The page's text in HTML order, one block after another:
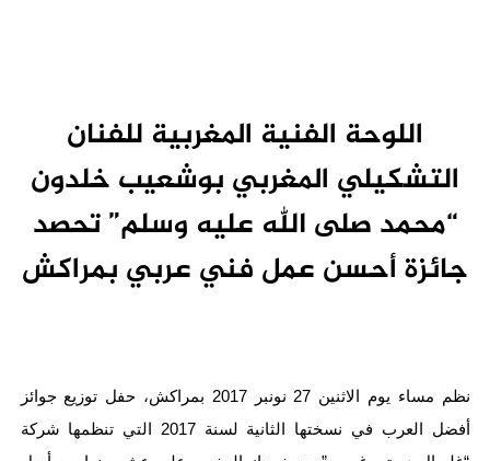
اللوحة الفنية المغربية للفنان
التشكيلي المغربي بوشعيب خلدون
“محمد صلى الله عليه وسلم” تحصد
جائزة أحسن عمل فني عربي بمراكش
نظم مساء يوم الاثنين 27 نونبر 2017 بمراكش، حفل توزيع جوائز
أفضل العرب في نسختها الثانية لسنة 2017 التي تنظمها شركة